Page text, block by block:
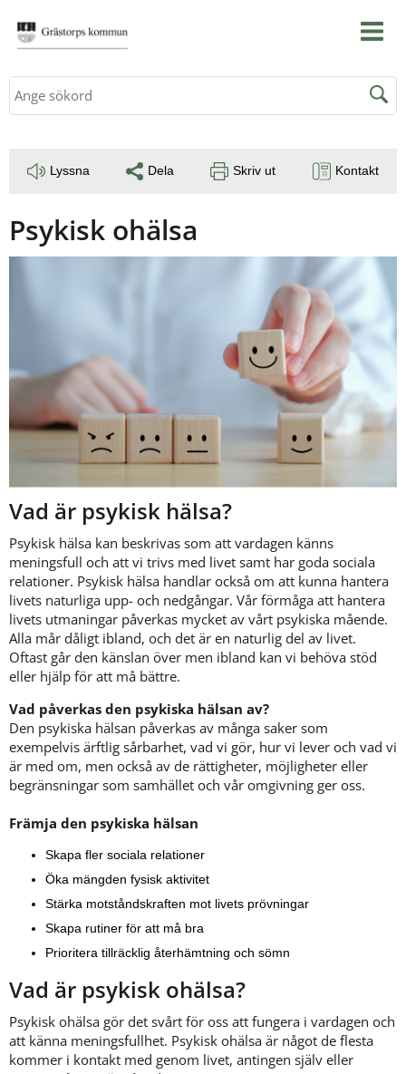
Sök
Lyssna Dela Skriv ut Kontakt
Psykisk ohälsa
Vad är psykisk hälsa?
Psykisk hälsa kan beskrivas som att vardagen känns
meningsfull och att vi trivs med livet samt har goda sociala
relationer. Psykisk hälsa handlar också om att kunna hantera
livets naturliga upp- och nedgångar. Vår förmåga att hantera
livets utmaningar påverkas mycket av vårt psykiska mående.
Alla mår dåligt ibland, och det är en naturlig del av livet.
Oftast går den känslan över men ibland kan vi behöva stöd
eller hjälp för att må bättre.
Vad påverkas den psykiska hälsan av?
Den psykiska hälsan påverkas av många saker som
exempelvis ärftlig sårbarhet, vad vi gör, hur vi lever och vad vi
är med om, men också av de rättigheter, möjligheter eller
begränsningar som samhället och vår omgivning ger oss.
Främja den psykiska hälsan
Skapa fler sociala relationer
Öka mängden fysisk aktivitet
Stärka motståndskraften mot livets prövningar
Skapa rutiner för att må bra
Prioritera tillräcklig återhämtning och sömn
Vad är psykisk ohälsa?
Psykisk ohälsa gör det svårt för oss att fungera i vardagen och
att känna meningsfullhet. Psykisk ohälsa är något de flesta
kommer i kontakt med genom livet, antingen själv eller